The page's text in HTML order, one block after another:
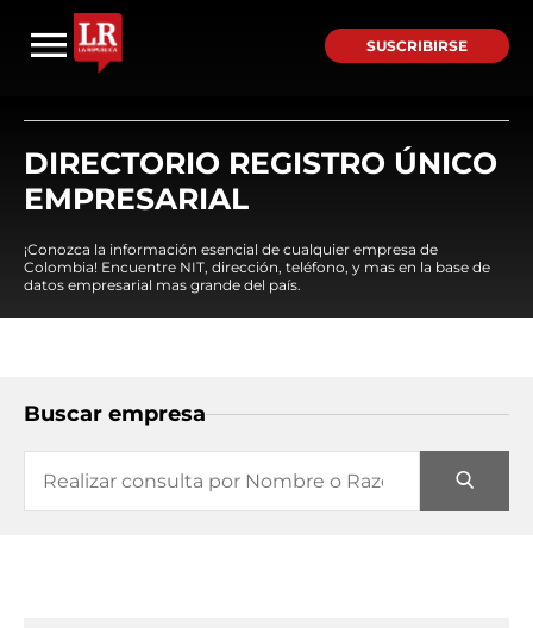
SUSCRIBIRSE
DIRECTORIO REGISTRO ÚNICO
EMPRESARIAL
¡Conozca la información esencial de cualquier empresa de
Colombia! Encuentre NIT, dirección, teléfono, y mas en la base de
datos empresarial mas grande del país.
Buscar empresa